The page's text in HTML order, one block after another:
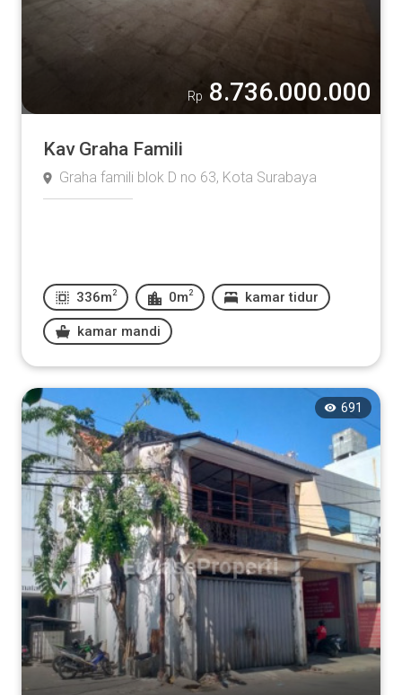
Rp 8.736.000.000
Kav Graha Famili
Graha famili blok D no 63, Kota Surabaya
336m 2 0m 2 kamar tidur
kamar mandi
691